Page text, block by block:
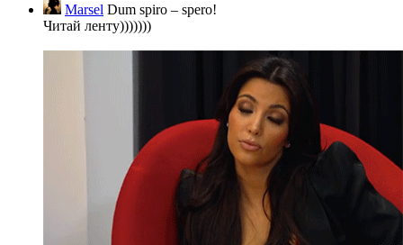
Marsel Dum spiro – spero!
Читай ленту)))))))